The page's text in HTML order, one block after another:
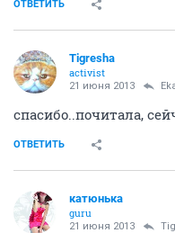
ОТВЕТИТЬ
Tigresha
activist
21 июня 2013
спасибо..почитала,
ОТВЕТИТЬ
катюнька
guru
21 июня 2013